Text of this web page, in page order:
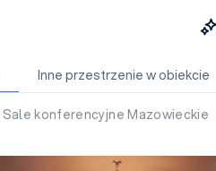
Inne przestrzenie w obiekcie
Sale konferencyjne Mazowieckie